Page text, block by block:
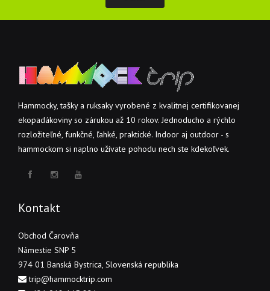
Hammocky, tašky a ruksaky vyrobené z kvalitnej certifikovanej
ekopadákoviny so zárukou až 10 rokov. Jednoducho a rýchlo
rozložiteľné, funkčné, ľahké, praktické. Indoor aj outdoor - s
hammockom si naplno užívate pohodu nech ste kdekoľvek.
Kontakt
Obchod Čarovňa
Námestie SNP 5
974 01 Banská Bystrica, Slovenská republika
trip@hammocktrip.com